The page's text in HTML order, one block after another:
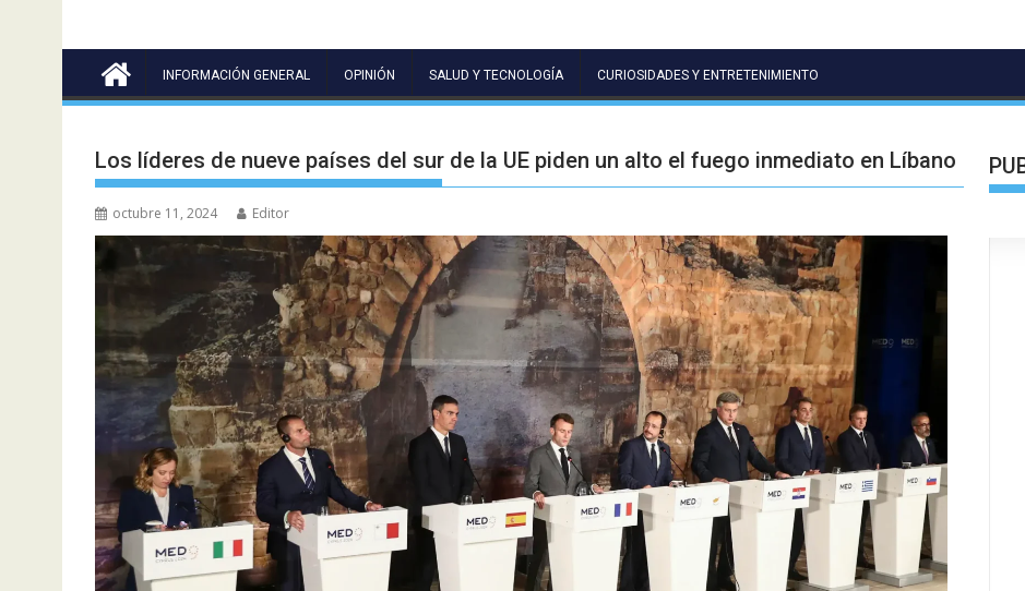
INFORMACIÓN GENERAL OPINIÓN SALUD Y TECNOLOGÍA CURIOSIDADES Y ENTRETENIMIENTO
Los líderes de nueve países del sur de la UE piden un alto el fuego inmediato en Líbano
octubre 11, 2024 Editor